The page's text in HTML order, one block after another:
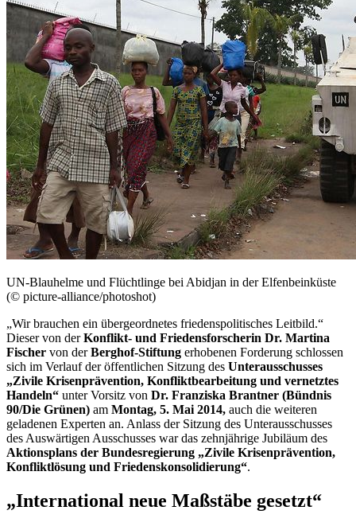
UN-Blauhelme und Flüchtlinge bei Abidjan in der Elfenbeinküste
(© picture-alliance/photoshot)
„Wir brauchen ein übergeordnetes friedenspolitisches Leitbild.“
Dieser von derKonflikt- und Friedensforscherin Dr. Martina
Fischer von derBerghof-Stiftung erhobenen Forderung schlossen
sich im Verlauf der öffentlichen Sitzung des Unterausschusses
„Zivile Krisenprävention, Konfliktbearbeitung und vernetztes
Handeln“ unter Vorsitz von Dr. Franziska Brantner (Bündnis
90/Die Grünen) am Montag, 5. Mai 2014, auch die weiteren
geladenen Experten an. Anlass der Sitzung des Unterausschusses
des Auswärtigen Ausschusses war das zehnjährige Jubiläum des
Aktionsplans der Bundesregierung „Zivile Krisenprävention,
Konfliktlösung und Friedenskonsolidierung“.
„International neue Maßstäbe gesetzt“